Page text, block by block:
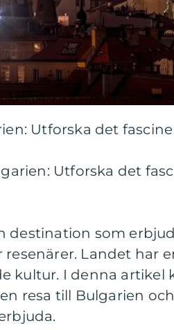
Utforska det
Utforska det
destination som
resenärer. Landet har
kultur. I denna
resa till Bulgarien